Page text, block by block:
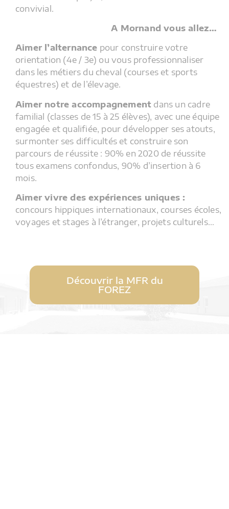
convivial.
A Mornand vous allez…
Aimer l’alternance pour construire votre
orientation (4e / 3e) ou vous professionnaliser
dans les métiers du cheval (courses et sports
équestres) et de l’élevage.
Aimer notre accompagnement dans un cadre
familial (classes de 15 à 25 élèves), avec une équipe
engagée et qualifiée, pour développer ses atouts,
surmonter ses difficultés et construire son
parcours de réussite : 90% en 2020 de réussite
tous examens confondus, 90% d’insertion à 6
mois.
Aimer vivre des expériences uniques :
concours hippiques internationaux, courses écoles,
voyages et stages à l’étranger, projets culturels…
Découvrir la MFR du
FOREZ